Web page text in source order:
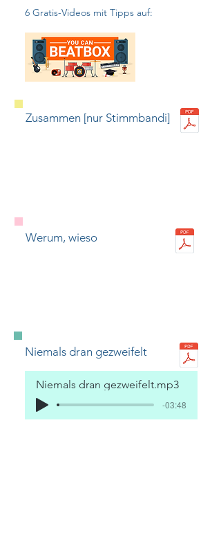
6 Gratis-Videos mit Tipps auf:
Zusammen [nur Stimmbandi]
Werum, wieso
Niemals dran gezweifelt
Niemals dran gezweifelt.mp3
-03:48